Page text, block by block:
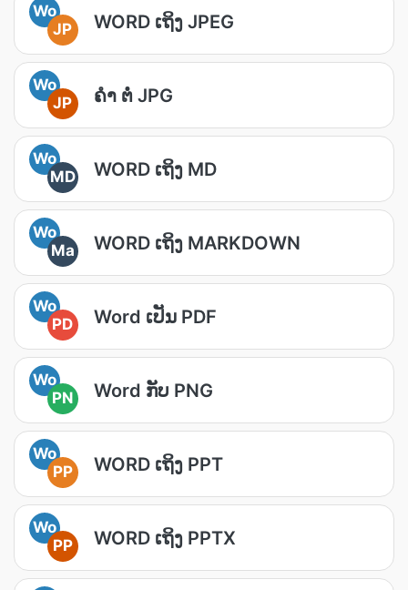
Wo
JP
WORD ເຖິງ JPEG
Wo
JP
ຄຳ ຕໍ່ JPG
Wo
MD
WORD ເຖິງ MD
Wo
Ma
WORD ເຖິງ MARKDOWN
Wo
PD
Word ເປັນ PDF
Wo
PN
Word ກັບ PNG
Wo
PP
WORD ເຖິງ PPT
Wo
PP
WORD ເຖິງ PPTX